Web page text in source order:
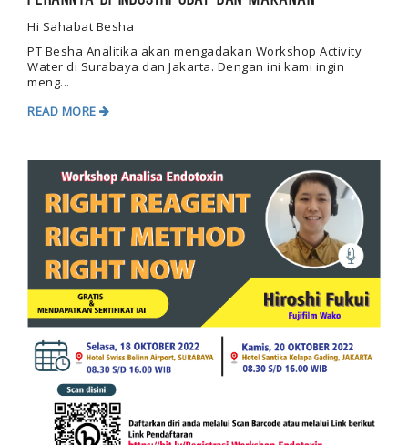
Hi Sahabat Besha
PT Besha Analitika akan mengadakan Workshop Activity
Water di Surabaya dan Jakarta. Dengan ini kami ingin
meng...
READ MORE